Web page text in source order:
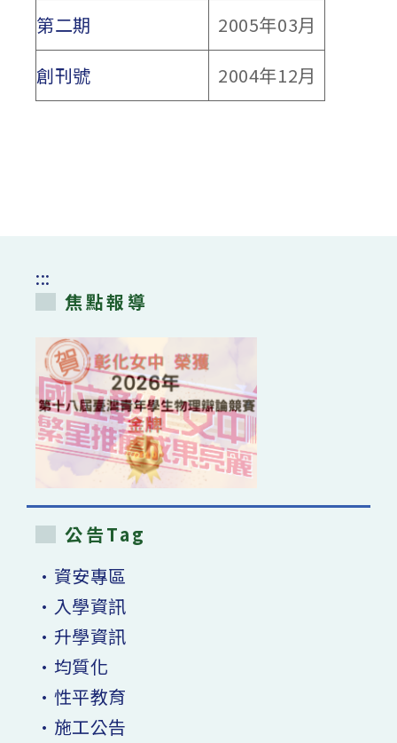
第二期
2005年03月
創刊號
2004年12月
:::
焦點報導
公告Tag
•資安專區
•入學資訊
•升學資訊
•均質化
•性平教育
•施工公告